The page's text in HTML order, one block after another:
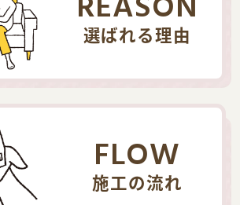
選ばれる理由
FLOW
施工の流れ